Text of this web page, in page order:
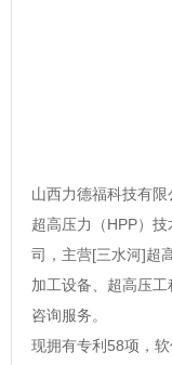
山西力德福科技有
超高压力（HPP）
司，主营[三水河]超
加工设备、超高压
咨询服务。
现拥有专利58项，